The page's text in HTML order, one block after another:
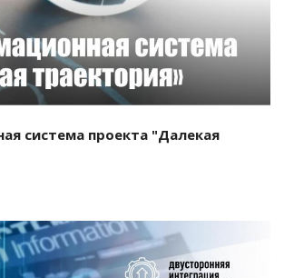
система проекта "Далекая